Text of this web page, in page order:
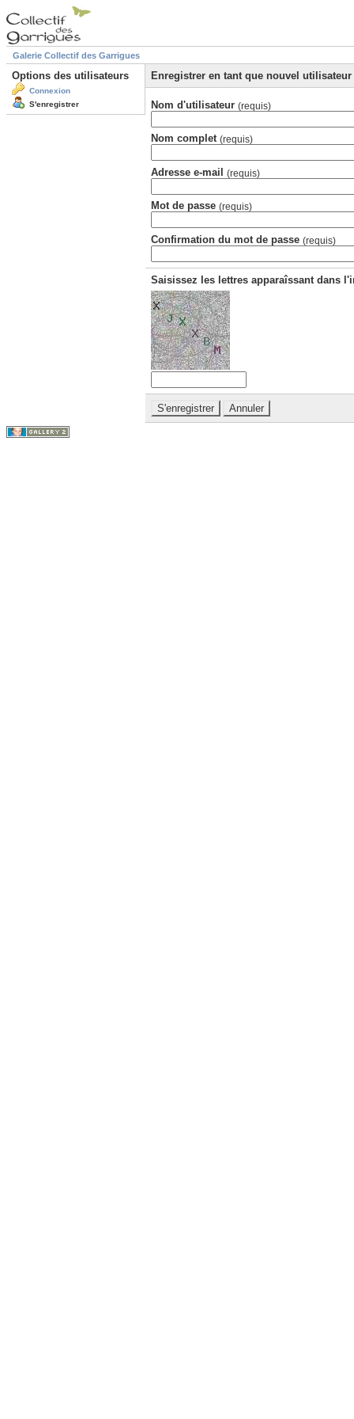
Galerie Collectif des Garrigues
Options des utilisateurs
Connexion
S'enregistrer
Enregistrer en tant que nouvel utilisateur
Nom d'utilisateur (requis)
Nom complet (requis)
Adresse e-mail (requis)
Mot de passe (requis)
Confirmation du mot de passe (requis)
Saisissez les lettres apparaîssant dans